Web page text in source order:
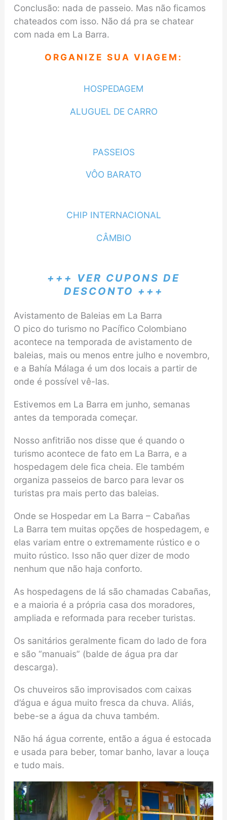
Conclusão: nada de passeio. Mas não ficamos
chateados com isso. Não dá pra se chatear
com nada em La Barra.
ORGANIZE SUA VIAGEM:
HOSPEDAGEM
ALUGUEL DE CARRO
PASSEIOS
VÔO BARATO
CHIP INTERNACIONAL
CÂMBIO
+++ VER CUPONS DE
DESCONTO +++
Avistamento de Baleias em La Barra
O pico do turismo no Pacífico Colombiano
acontece na temporada de avistamento de
baleias, mais ou menos entre julho e novembro,
e a Bahía Málaga é um dos locais a partir de
onde é possível vê-las.
Estivemos em La Barra em junho, semanas
antes da temporada começar.
Nosso anfitrião nos disse que é quando o
turismo acontece de fato em La Barra, e a
hospedagem dele fica cheia. Ele também
organiza passeios de barco para levar os
turistas pra mais perto das baleias.
Onde se Hospedar em La Barra – Cabañas
La Barra tem muitas opções de hospedagem, e
elas variam entre o extremamente rústico e o
muito rústico. Isso não quer dizer de modo
nenhum que não haja conforto.
As hospedagens de lá são chamadas Cabañas,
e a maioria é a própria casa dos moradores,
ampliada e reformada para receber turistas.
Os sanitários geralmente ficam do lado de fora
e são “manuais” (balde de água pra dar
descarga).
Os chuveiros são improvisados com caixas
d’água e água muito fresca da chuva. Aliás,
bebe-se a água da chuva também.
Não há água corrente, então a água é estocada
e usada para beber, tomar banho, lavar a louça
e tudo mais.